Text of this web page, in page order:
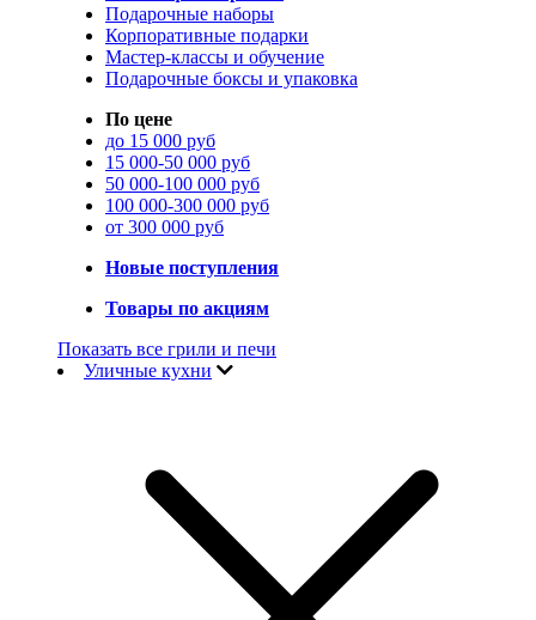
Подарочные наборы
Корпоративные подарки
Мастер-классы и обучение
Подарочные боксы и упаковка
По цене
до 15 000 руб
15 000-50 000 руб
50 000-100 000 руб
100 000-300 000 руб
от 300 000 руб
Новые поступления
Товары по акциям
Показать все грили и печи
Уличные кухни